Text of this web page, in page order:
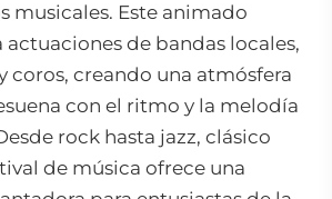
musicales. Este animado
de bandas locales,
coros, creando una atmósfera
con el ritmo y la melodía
rock hasta jazz, clásico
de música ofrece una